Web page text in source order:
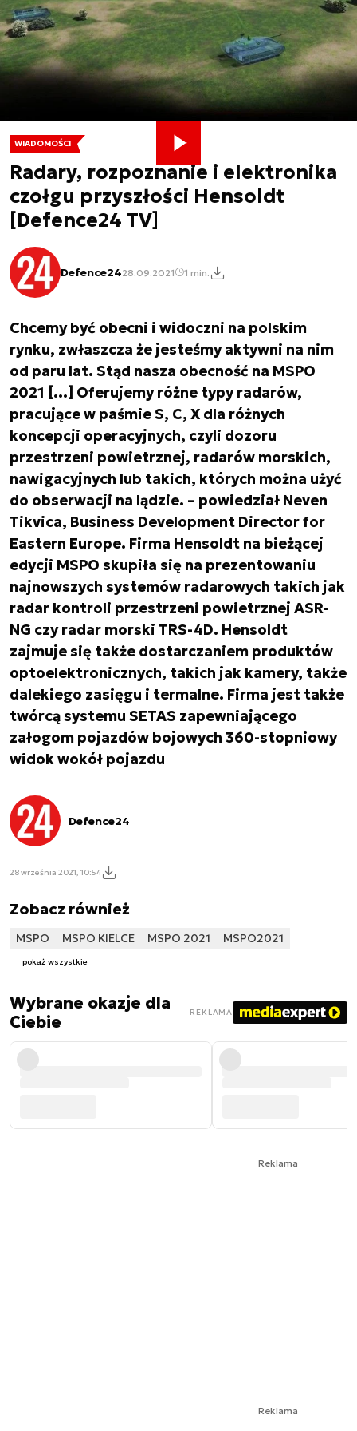
WIADOMOŚCI
Radary, rozpoznanie i elektronika
czołgu przyszłości Hensoldt
[Defence24 TV]
Defence2428.09.2021 1 min.
Chcemy być obecni i widoczni na polskim
rynku, zwłaszcza że jesteśmy aktywni na nim
od paru lat. Stąd nasza obecność na MSPO
2021 […] Oferujemy różne typy radarów,
pracujące w paśmie S, C, X dla różnych
koncepcji operacyjnych, czyli dozoru
przestrzeni powietrznej, radarów morskich,
nawigacyjnych lub takich, których można użyć
do obserwacji na lądzie. – powiedział Neven
Tikvica, Business Development Director for
Eastern Europe. Firma Hensoldt na bieżącej
edycji MSPO skupiła się na prezentowaniu
najnowszych systemów radarowych takich jak
radar kontroli przestrzeni powietrznej ASR-
NG czy radar morski TRS-4D. Hensoldt
zajmuje się także dostarczaniem produktów
optoelektronicznych, takich jak kamery, także
dalekiego zasięgu i termalne. Firma jest także
twórcą systemu SETAS zapewniającego
załogom pojazdów bojowych 360-stopniowy
widok wokół pojazdu
Defence24
28 września 2021, 10:54
Zobacz również
MSPO MSPO KIELCE MSPO 2021 MSPO2021
pokaż wszystkie
Wybrane okazje dla
Ciebie
REKLAMA
Reklama
Reklama